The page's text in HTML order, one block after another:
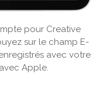
pour Creative
sur le champ E-
avec votre
Apple.